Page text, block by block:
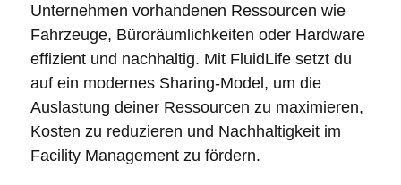
Unternehmen vorhandenen Ressourcen wie
Fahrzeuge, Büroräumlichkeiten oder Hardware
effizient und nachhaltig. Mit FluidLife setzt du
auf ein modernes Sharing-Model, um die
Auslastung deiner Ressourcen zu maximieren,
Kosten zu reduzieren und Nachhaltigkeit im
Facility Managementzu fördern.